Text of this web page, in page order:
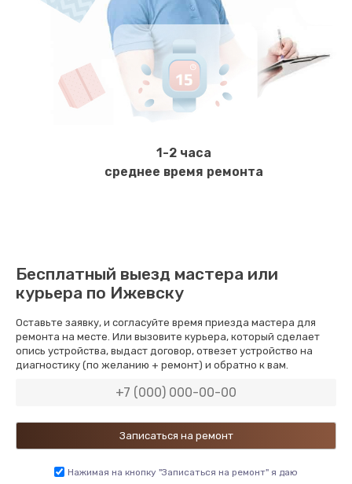
600 руб.
Заказать
Замена ТЭНа
800 руб.
Ремонт гидросистемы
820 руб.
Комплексная профилактика
890 руб.
Заказать
1-2 часа
среднее время ремонта
Бесплатный выезд мастера или
курьера по Ижевску
Оставьте заявку, и согласуйте время приезда мастера для
ремонта на месте. Или вызовите курьера, который сделает
опись устройства, выдаст договор, отвезет устройство на
диагностику (по желанию + ремонт) и обратно к вам.
Нажимая на кнопку "Записаться на ремонт" я даю